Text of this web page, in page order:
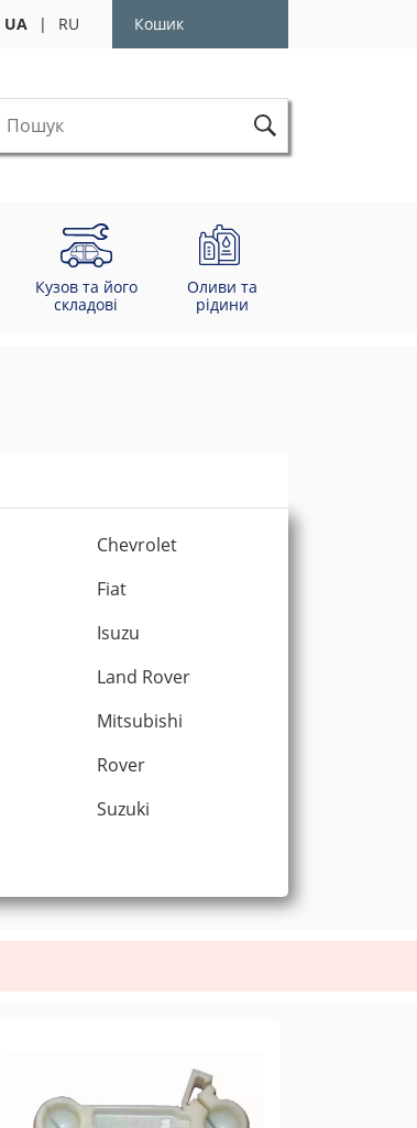
UA | RU Кошик
Кузов та його
складові
Оливи та
рідини
Chevrolet
Fiat
Isuzu
Land Rover
Mitsubishi
Rover
Suzuki